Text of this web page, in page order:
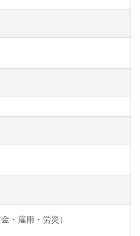
・雇用・労災）